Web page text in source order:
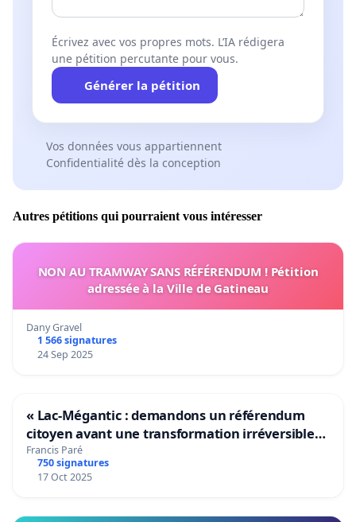
Écrivez avec vos propres mots. L’IA rédigera
une pétition percutante pour vous.
Générer la pétition
Vos données vous appartiennent
Confidentialité dès la conception
Autres pétitions qui pourraient vous intéresser
NON AU TRAMWAY SANS RÉFÉRENDUM ! Pétition
adressée à la Ville de Gatineau
Dany Gravel
1 566 signatures
24 Sep 2025
« Lac-Mégantic : demandons un référendum
citoyen avant une transformation irréversible
de notre territoire »
Francis Paré
750 signatures
17 Oct 2025